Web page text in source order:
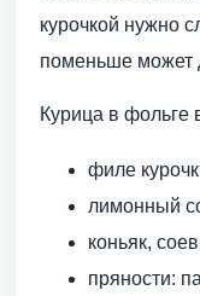
курочкой нужно
поменьше может
Курица в фольге
филе
лимонный
коньяк,
пряности: